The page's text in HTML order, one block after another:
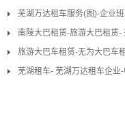
芜湖万达租车服务(图)-企业
南陵大巴租赁-旅游大巴租赁-
旅游大巴车租赁-无为大巴车
芜湖租车- 芜湖万达租车企业